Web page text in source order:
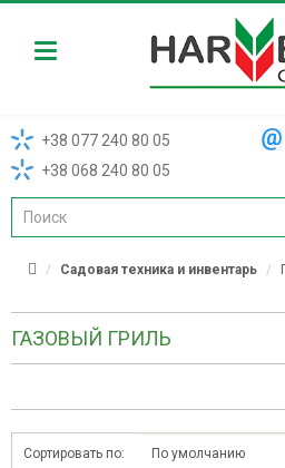
Harvest
+38 077 240 80 05
+38 068 240 80 05
Садовая техника и инвентарь
ГАЗОВЫЙ ГРИЛЬ
Сортировать по: